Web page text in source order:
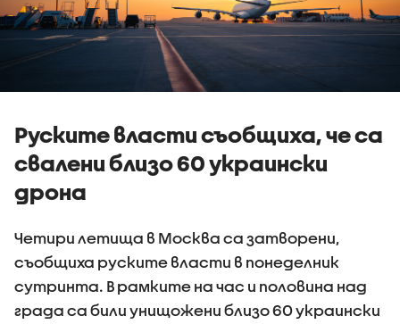
Руските власти съобщиха, че са
свалени близо 60 украински
дрона
Четири летища в Москва са затворени,
съобщиха руските власти в понеделник
сутринта. В рамките на час и половина над
града са били унищожени близо 60 украински